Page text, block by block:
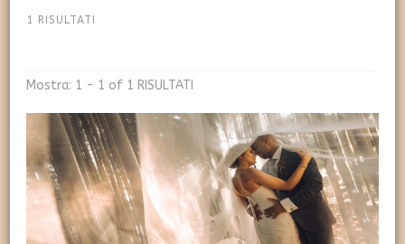
1 RISULTATI
Mostra: 1 - 1 of 1 RISULTATI